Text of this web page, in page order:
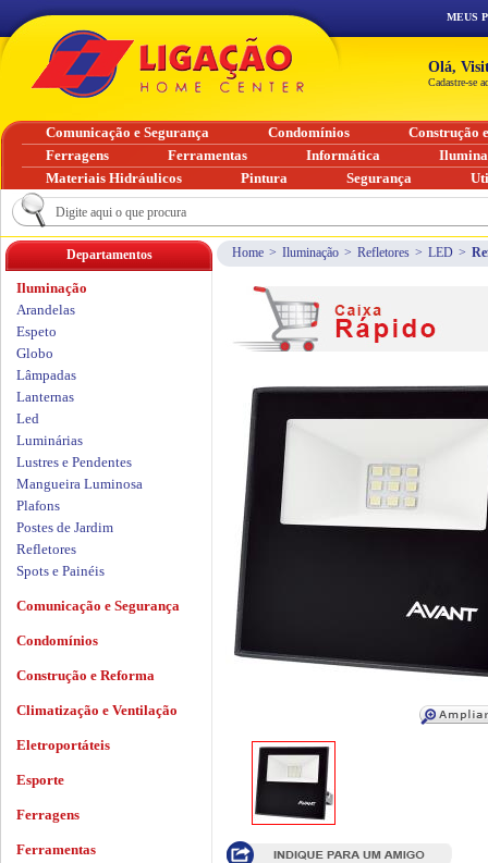
Home > Iluminação > Refletores > LED >
Departamentos
Iluminação
Arandelas
Espeto
Globo
Lâmpadas
Lanternas
Led
Luminárias
Lustres e Pendentes
Mangueira Luminosa
Plafons
Postes de Jardim
Refletores
Spots e Painéis
Comunicação e Segurança
Condomínios
Construção e Reforma
Climatização e Ventilação
Eletroportáteis
Esporte
Ferragens
Ferramentas
MEUS
Olá,
Cadastre-se
Comunicação e Segurança Condomínios
Construção
Ferragens
Ferramentas Informática
Materiais Hidráulicos
Pintura Segurança